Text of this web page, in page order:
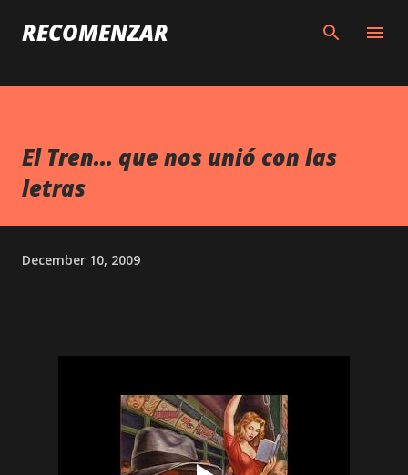
Skip to main content
RECOMENZAR
El Tren... que nos unió con las
letras
December 10, 2009